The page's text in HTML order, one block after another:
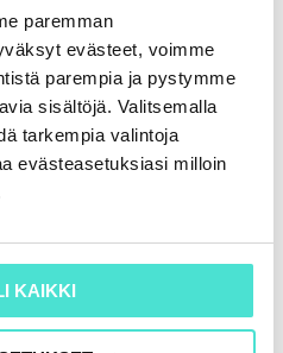
paremman
evästeet, voimme
parempia ja pystymme
sisältöjä. Valitsemalla
tarkempia valintoja
evästeasetuksiasi milloin
KAIKKI